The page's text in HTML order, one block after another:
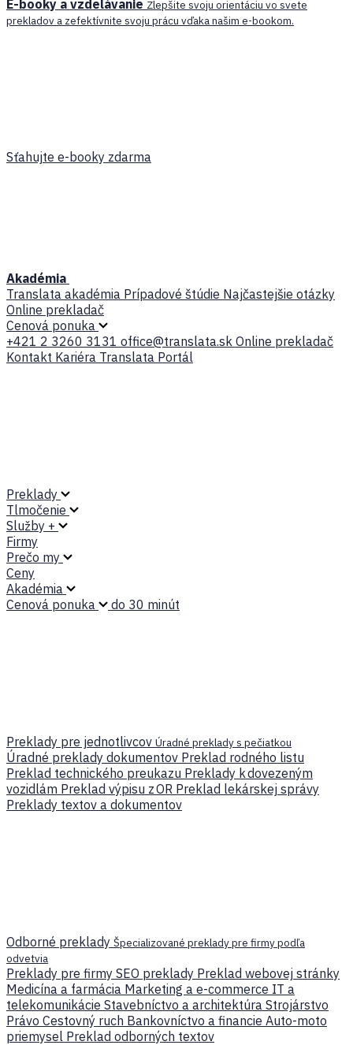
E-booky a vzdelávanie Zlepšite svoju orientáciu vo svete
prekladov a zefektívnite svoju prácu vďaka našim e-bookom.
Sťahujte e-booky zdarma
Akadémia
Translata akadémia Prípadové štúdie Najčastejšie otázky
Online prekladač
Cenová ponuka
+421 2 3260 3131 office@translata.sk Online prekladač
Kontakt Kariéra Translata Portál
Preklady
Tlmočenie
Služby +
Firmy
Prečo my
Ceny
Akadémia
Cenová ponuka
do 30 minút
Preklady pre jednotlivcov Úradné preklady s pečiatkou
Úradné preklady dokumentov Preklad rodného listu
Preklad technického preukazu Preklady k dovezeným
vozidlám Preklad výpisu z OR Preklad lekárskej správy
Preklady textov a dokumentov
Odborné preklady Špecializované preklady pre firmy podľa
odvetvia
Preklady pre firmy SEO preklady Preklad webovej stránky
Medicína a farmácia Marketing a e-commerce IT a
telekomunikácie Stavebníctvo a architektúra Strojárstvo
Právo Cestovný ruch Bankovníctvo a financie Auto-moto
priemysel Preklad odborných textov